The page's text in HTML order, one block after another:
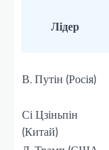
Лідер
В. Путін (Росія)
Сі Цзіньпін
(Китай)